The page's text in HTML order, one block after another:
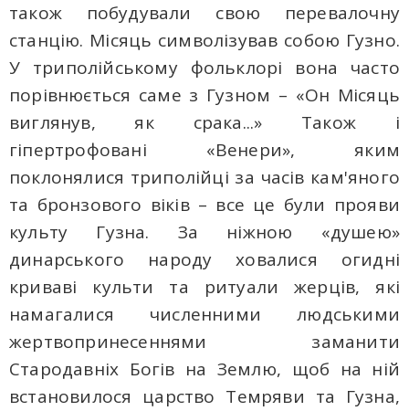
також побудували свою перевалочну
станцію. Місяць символізував собою Гузно.
У триполійському фольклорі вона часто
порівнюється саме з Гузном – «Он Місяць
виглянув, як срака...» Також і
гіпертрофовані «Венери», яким
поклонялися триполійці за часів кам'яного
та бронзового віків – все це були прояви
культу Гузна. За ніжною «душею»
динарського народу ховалися огидні
криваві культи та ритуали жерців, які
намагалися численними людськими
жертвопринесеннями заманити
Стародавніх Богів на Землю, щоб на ній
встановилося царство Темряви та Гузна,